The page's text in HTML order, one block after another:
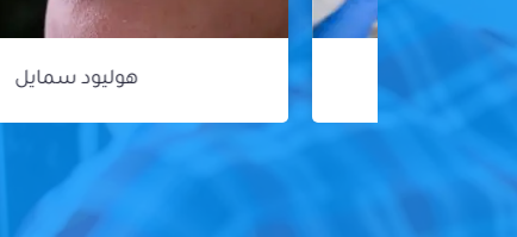
هوليود سمايل